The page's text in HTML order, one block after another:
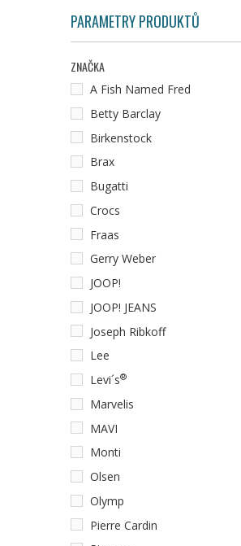
PARAMETRY PRODUKTŮ
ZNAČKA
A Fish Named Fred
Betty Barclay
Birkenstock
Brax
Bugatti
Crocs
Fraas
Gerry Weber
JOOP!
JOOP! JEANS
Joseph Ribkoff
Lee
Levi´s®
Marvelis
MAVI
Monti
Olsen
Olymp
Pierre Cardin